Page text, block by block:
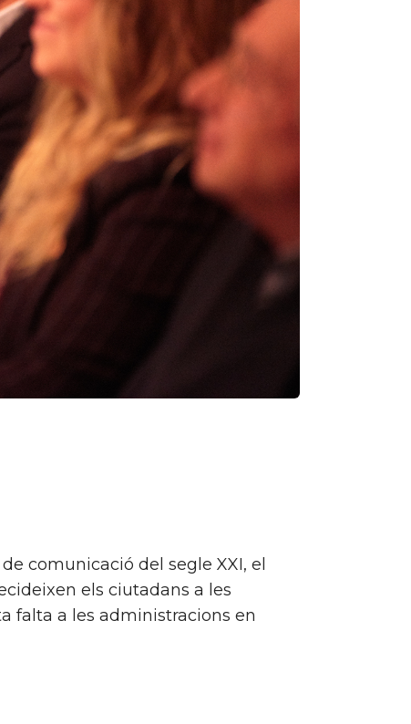
comunicació del segle XXI, el
els ciutadans a les
falta a les administracions en